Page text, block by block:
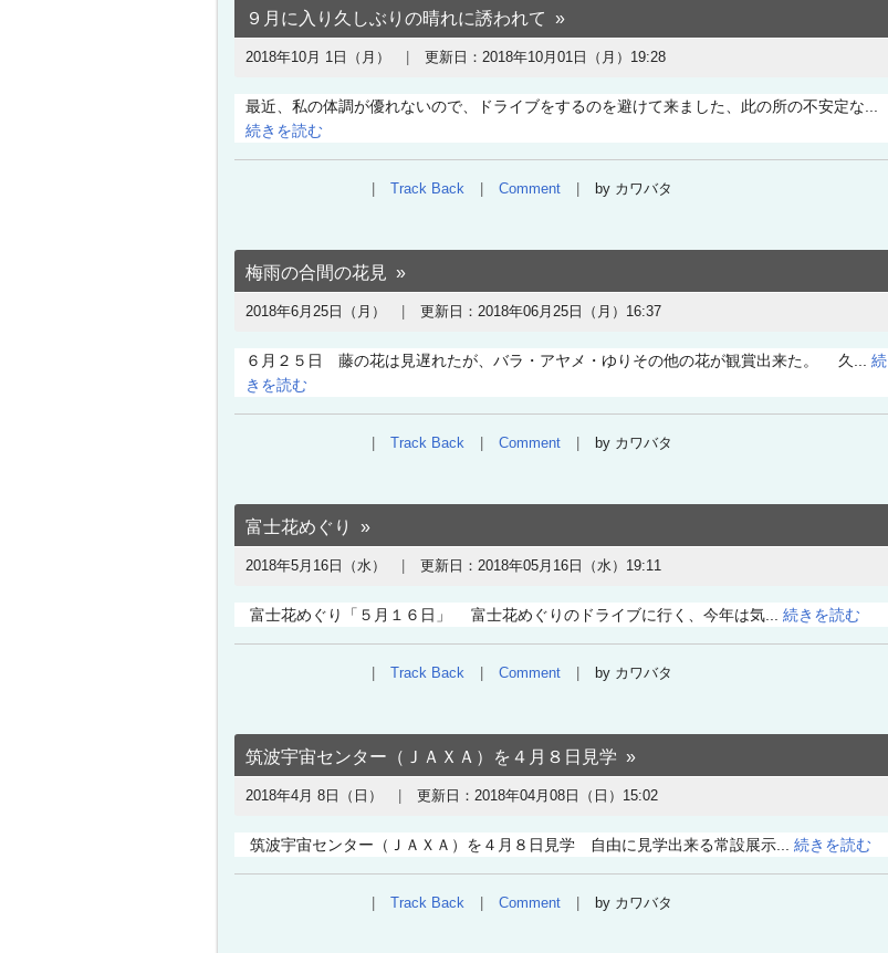
９月に入り久しぶりの晴れに誘われて
2018年10月 1日（月） 更新日： 2018年10月01日（月）19:28
最近、私の体調が優れないので、ドライブをするのを避けて来ました、此の所の不安定な...
続きを読む
Track Back Comment by カワバタ
梅雨の合間の花見
2018年6月25日（月） 更新日： 2018年06月25日（月）16:37
６月２５日 藤の花は見遅れたが、バラ・アヤメ・ゆりその他の花が観賞出来た。 久... 続
きを読む
Track Back Comment by カワバタ
富士花めぐり
2018年5月16日（水） 更新日： 2018年05月16日（水）19:11
富士花めぐり「５月１６日」 富士花めぐりのドライブに行く、今年は気... 続きを読む
Track Back Comment by カワバタ
筑波宇宙センター（ＪＡＸＡ）を４月８日見学
2018年4月 8日（日） 更新日： 2018年04月08日（日）15:02
筑波宇宙センター（ＪＡＸＡ）を４月８日見学 自由に見学出来る常設展示... 続きを読む
Track Back Comment by カワバタ